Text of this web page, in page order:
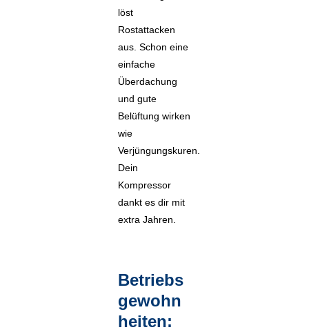
löst
Rostattacken
aus. Schon eine
einfache
Überdachung
und gute
Belüftung wirken
wie
Verjüngungskuren.
Dein
Kompressor
dankt es dir mit
extra Jahren.
Betriebs
gewohn
heiten: